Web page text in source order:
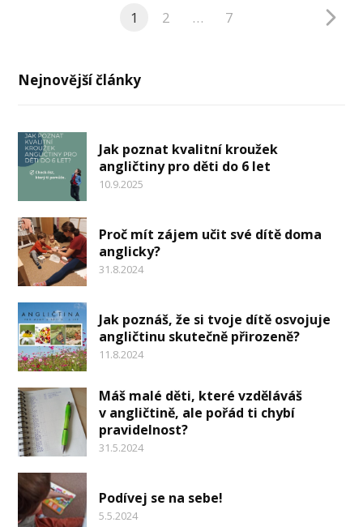
1 2 … 7
Nejnovější články
Jak poznat kvalitní kroužek
angličtiny pro děti do 6 let
10.9.2025
Proč mít zájem učit své dítě doma
anglicky?
31.8.2024
Jak poznáš, že si tvoje dítě osvojuje
angličtinu skutečně přirozeně?
11.8.2024
Máš malé děti, které vzděláváš
v angličtině, ale pořád ti chybí
pravidelnost?
31.5.2024
Podívej se na sebe!
5.5.2024